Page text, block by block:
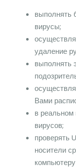
выполнять
вирусы;
удаление
выполнять
Вами
в
вирусов;
проверять
носители